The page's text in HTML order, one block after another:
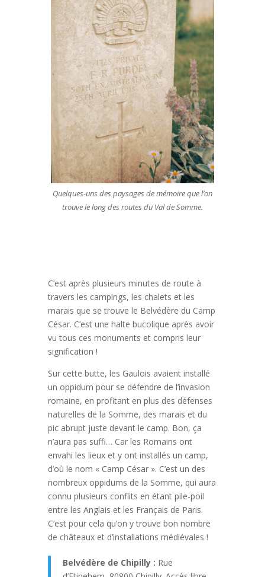
Quelques-uns des paysages de mémoire que l’on
trouve le long des routes du Val de Somme.
C’est après plusieurs minutes de route à
travers les campings, les chalets et les
marais que se trouve le Belvédère du Camp
César. C’est une halte bucolique après avoir
vu tous ces monuments et compris leur
signification !
Sur cette butte, les Gaulois avaient installé
un oppidum pour se défendre de l’invasion
romaine, en profitant en plus des défenses
naturelles de la Somme, des marais et du
pic abrupt juste devant le camp. Bon, ça
n’aura pas suffi… Car les Romains ont
envahi les lieux et y ont installés un camp,
d’où le nom « Camp César ». C’est un des
nombreux oppidums de la Somme, qui aura
connu plusieurs conflits en étant pile-poil
entre les Anglais et les Français de Paris.
C’est pour cela qu’on y trouve bon nombre
de châteaux et d’installations médiévales !
Belvédère de Chipilly : Rue